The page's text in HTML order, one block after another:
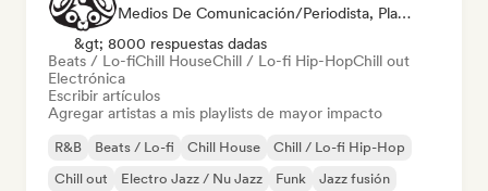
Medios De Comunicación/Periodista, Playlist Curator
&gt; 8000 respuestas dadas
Beats / Lo-fiChill HouseChill / Lo-fi Hip-HopChill out
Electrónica
Escribir artículos
Agregar artistas a mis playlists de mayor impacto
R&B Beats / Lo-fi Chill House
Chill / Lo-fi Hip-Hop
Chill out
Electro Jazz / Nu Jazz Funk Jazz fusión